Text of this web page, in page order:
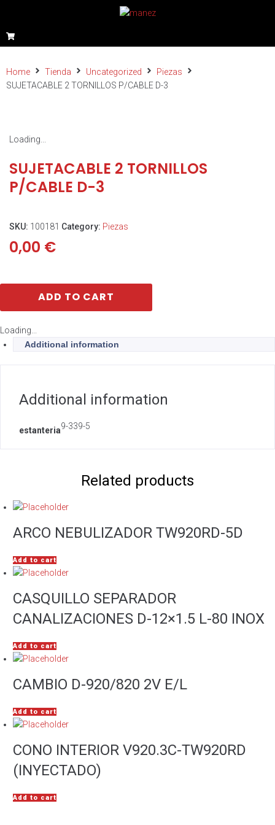
Home Tienda Uncategorized
Piezas
SUJETACABLE 2 TORNILLOS P/CABLE D-3
Loading...
SUJETACABLE 2 TORNILLOS
P/CABLE D-3
SKU: 100181 Category: Piezas
0,00 €
ADD TO CART
Loading...
Additional information
Additional information
estanteria9-339-5
Related products
ARCO NEBULIZADOR TW920RD-5D
Add to cart
CASQUILLO SEPARADOR
CANALIZACIONES D-12×1.5 L-80 INOX
Add to cart
CAMBIO D-920/820 2V E/L
Add to cart
CONO INTERIOR V920.3C-TW920RD
(INYECTADO)
Add to cart